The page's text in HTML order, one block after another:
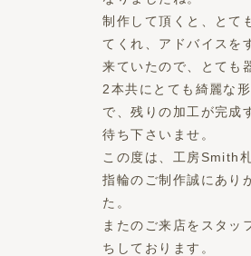
制作して頂くと、とて
てくれ、アドバイスを
来ていたので、とても
2本共にとても綺麗な
で、残りの加工が完成
待ち下さいませ。
この度は、工房Smith
指輪のご制作誠にあり
た。
またのご来店をスタッ
ちしております。